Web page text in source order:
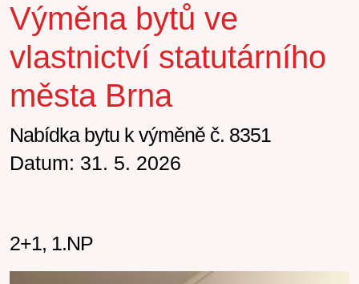
Výměna bytů ve
vlastnictví statutárního
města Brna
Nabídka bytu k výměně č. 8351
Datum: 31. 5. 2026
2+1, 1.NP